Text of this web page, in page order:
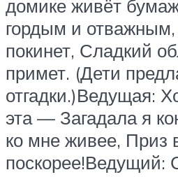
домике живёт
гордым и отважным,
покинет, Сладкий
примет. (Дети
отгадки.)Ведущая:
эта — Загадала я
ко мне живее, Приз
поскорее!Ведущий: